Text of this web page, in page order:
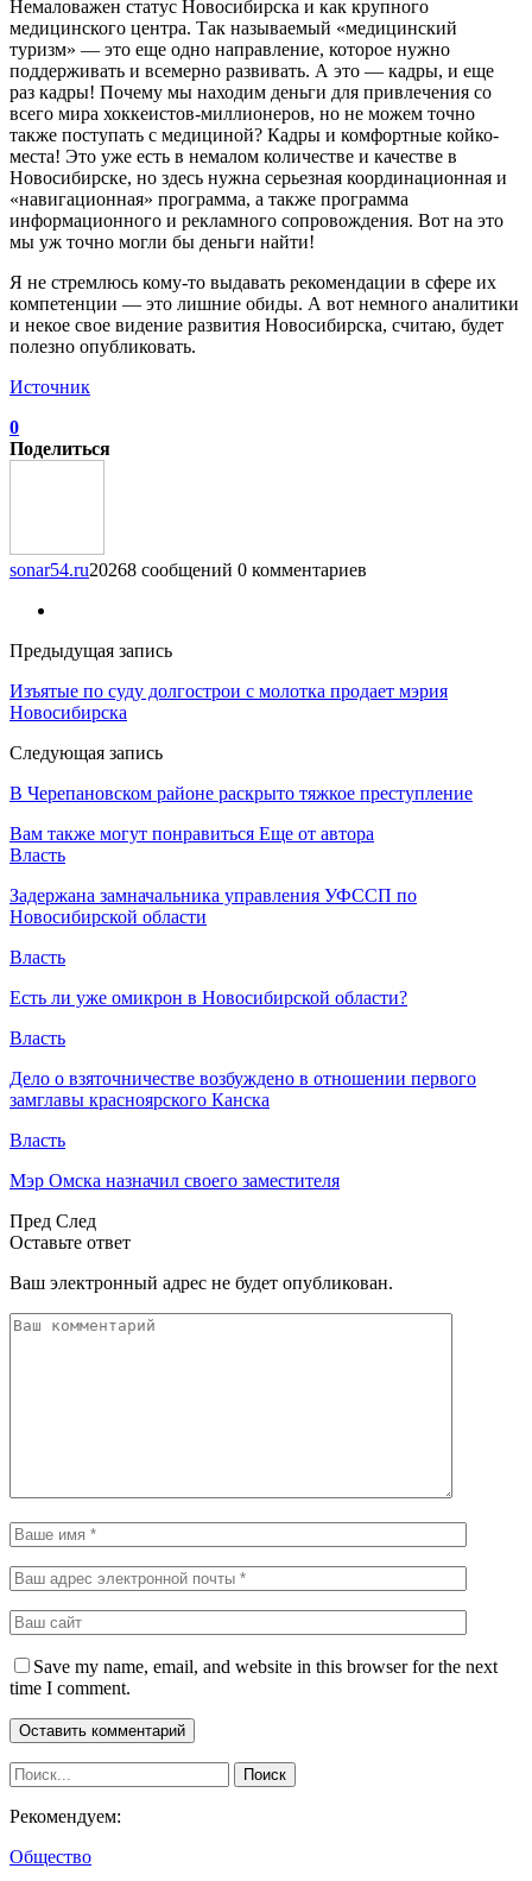
Немаловажен статус Новосибирска и как крупного
медицинского центра. Так называемый «медицинский
туризм» — это еще одно направление, которое нужно
поддерживать и всемерно развивать. А это — кадры, и еще
раз кадры! Почему мы находим деньги для привлечения со
всего мира хоккеистов-миллионеров, но не можем точно
также поступать с медициной? Кадры и комфортные койко-
места! Это уже есть в немалом количестве и качестве в
Новосибирске, но здесь нужна серьезная координационная и
«навигационная» программа, а также программа
информационного и рекламного сопровождения. Вот на это
мы уж точно могли бы деньги найти!
Я не стремлюсь кому-то выдавать рекомендации в сфере их
компетенции — это лишние обиды. А вот немного аналитики
и некое свое видение развития Новосибирска, считаю, будет
полезно опубликовать.
Источник
0
Поделиться
sonar54.ru20268 сообщений 0 комментариев
Предыдущая запись
Изъятые по суду долгострои с молотка продает мэрия
Новосибирска
Следующая запись
В Черепановском районе раскрыто тяжкое преступление
Вам также могут понравиться Еще от автора
Власть
Задержана замначальника управления УФССП по
Новосибирской области
Власть
Есть ли уже омикрон в Новосибирской области?
Власть
Дело о взяточничестве возбуждено в отношении первого
замглавы красноярского Канска
Власть
Мэр Омска назначил своего заместителя
Пред След
Оставьте ответ
Ваш электронный адрес не будет опубликован.
Save my name, email, and website in this browser for the next
time I comment.
Рекомендуем:
Общество